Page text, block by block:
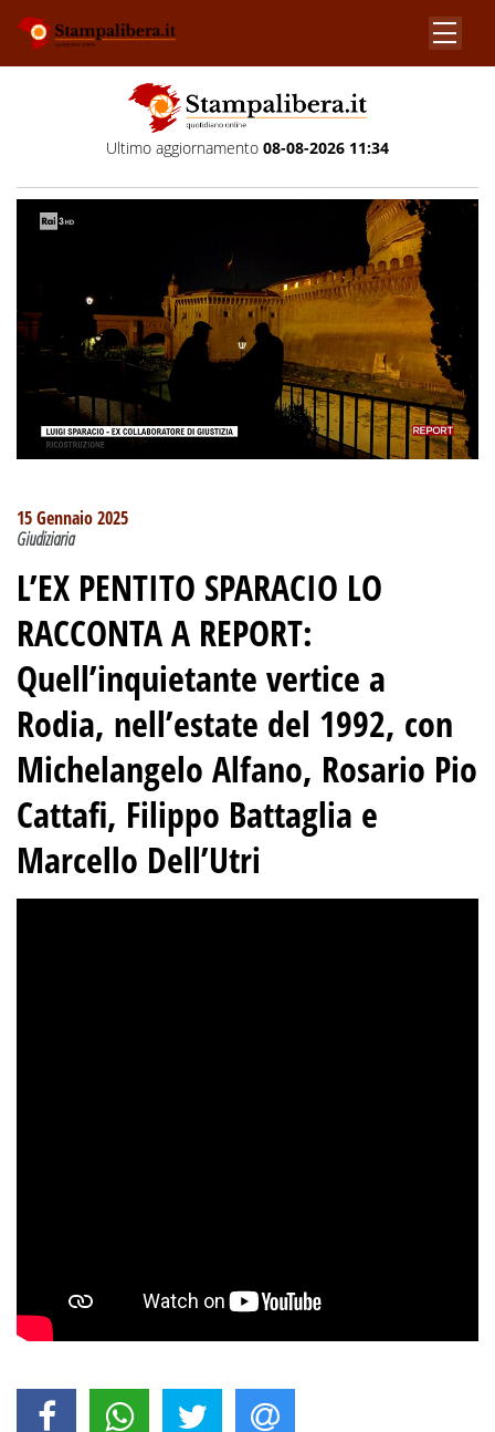
Ultimo aggiornamento 08-08-2026 11:34
15 Gennaio 2025
Giudiziaria
L’EX PENTITO SPARACIO LO
RACCONTA A REPORT:
Quell’inquietante vertice a
Rodia, nell’estate del 1992, con
Michelangelo Alfano, Rosario Pio
Cattafi, Filippo Battaglia e
Marcello Dell’Utri